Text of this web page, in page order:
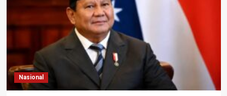
pada
yang
Lebih
Terintegrasi
Nasional